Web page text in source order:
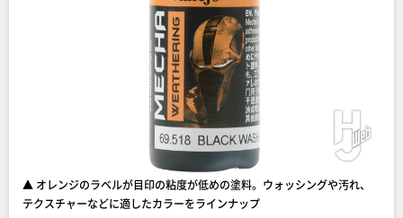
▲ オレンジのラベルが目印の粘度が低めの塗料。ウォッシングや汚れ、
テクスチャーなどに適したカラーをラインナップ